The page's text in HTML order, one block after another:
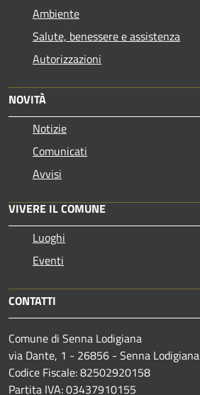
Ambiente
Salute, benessere e assistenza
Autorizzazioni
NOVITÀ
Notizie
Comunicati
Avvisi
VIVERE IL COMUNE
Luoghi
Eventi
CONTATTI
Comune di Senna Lodigiana
via Dante, 1 - 26856 - Senna Lodigiana
Codice Fiscale: 82502920158
Partita IVA: 03437910155